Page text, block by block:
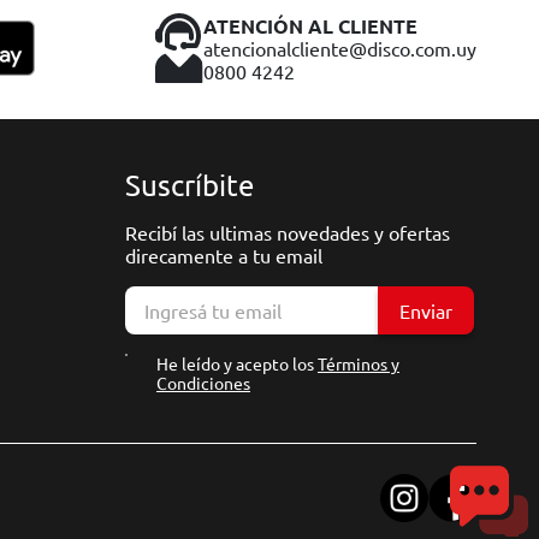
ATENCIÓN AL CLIENTE
atencionalcliente@disco.com.uy
0800 4242
Suscríbite
Recibí las ultimas novedades y ofertas
direcamente a tu email
Enviar
He leído y acepto losTérminos y
Condiciones